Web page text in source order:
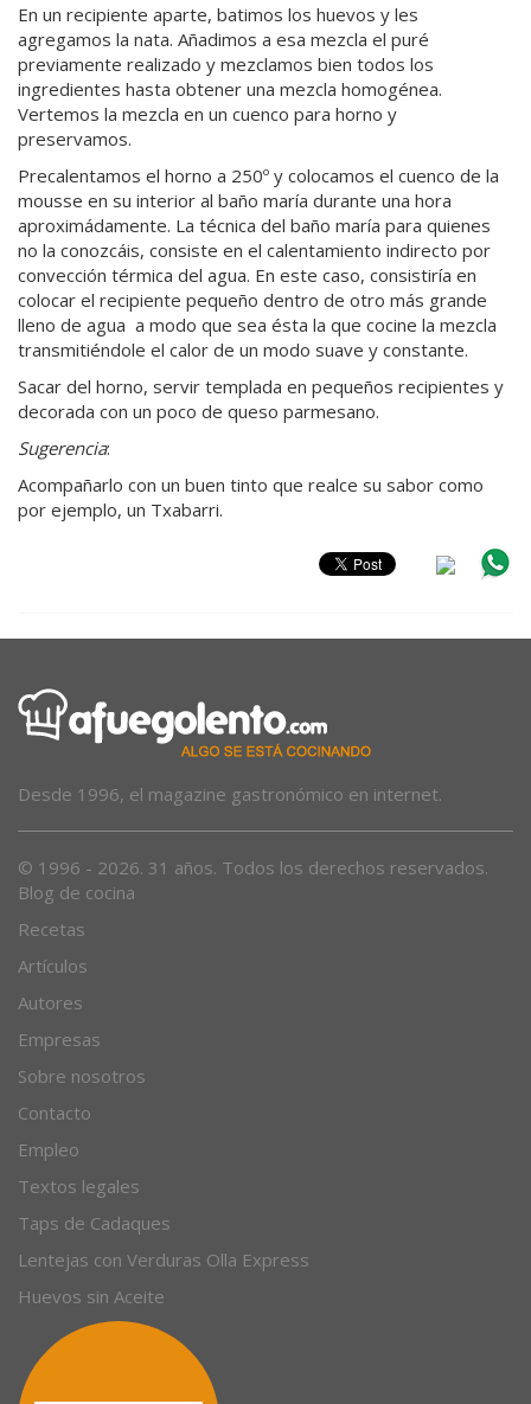
En un recipiente aparte, batimos los huevos y les
agregamos la nata. Añadimos a esa mezcla el puré
previamente realizado y mezclamos bien todos los
ingredientes hasta obtener una mezcla homogénea.
Vertemos la mezcla en un cuenco para horno y
preservamos.
Precalentamos el horno a 250º y colocamos el cuenco de la
mousse en su interior al baño maría durante una hora
aproximádamente. La técnica del baño maría para quienes
no la conozcáis, consiste en el calentamiento indirecto por
convección térmica del agua. En este caso, consistiría en
colocar el recipiente pequeño dentro de otro más grande
lleno de agua a modo que sea ésta la que cocine la mezcla
transmitiéndole el calor de un modo suave y constante.
Sacar del horno, servir templada en pequeños recipientes y
decorada con un poco de queso parmesano.
Sugerencia:
Acompañarlo con un buen tinto que realce su sabor como
por ejemplo, un Txabarri.
Desde 1996, el magazine gastronómico en internet.
© 1996 - 2026. 31 años. Todos los derechos reservados.
Blog de cocina
Recetas
Artículos
Autores
Empresas
Sobre nosotros
Contacto
Empleo
Textos legales
Taps de Cadaques
Lentejas con Verduras Olla Express
Huevos sin Aceite